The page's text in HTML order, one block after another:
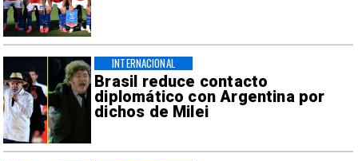
Brasil reduce contacto
diplomático con Argentina por
dichos de Milei
INTERNACIONAL